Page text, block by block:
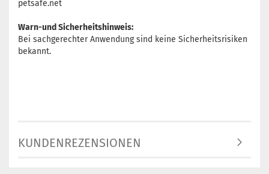
petsafe.net
Warn-und Sicherheitshinweis:
Bei sachgerechter Anwendung sind keine Sicherheitsrisiken
bekannt.
KUNDENREZENSIONEN